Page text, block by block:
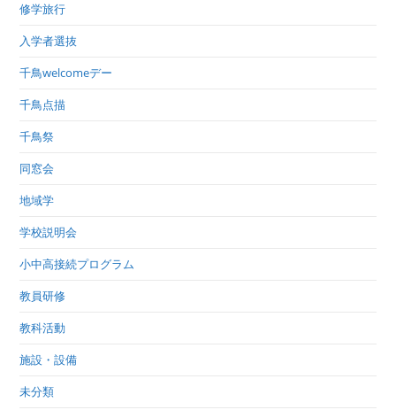
修学旅行
入学者選抜
千鳥welcomeデー
千鳥点描
千鳥祭
同窓会
地域学
学校説明会
小中高接続プログラム
教員研修
教科活動
施設・設備
未分類